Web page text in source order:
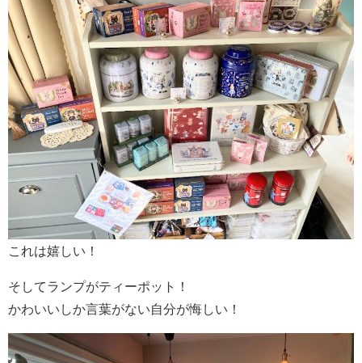
これは嬉しい！
そしてランプがティーポット！
かわいいしか言葉がない自分が悔しい！